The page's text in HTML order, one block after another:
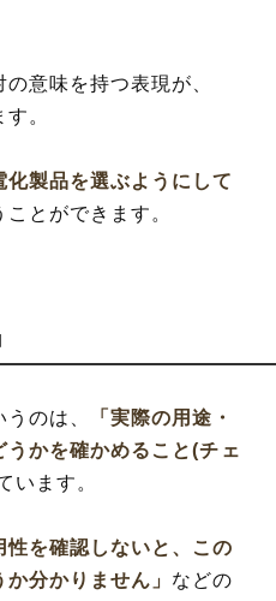
の意味を持つ表現が、
。
化製品を選ぶようにして
とができます。
うのは、
「実際の用途・
かを確かめること(チェ
います。
性を確認しないと、この
分かりません」 などの